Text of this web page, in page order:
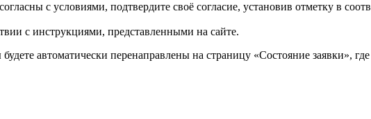
с условиями, подтвердите своё согласие, установив отметку в
с инструкциями, представленными на сайте.
автоматически перенаправлены на страницу «Состояние заявки»,